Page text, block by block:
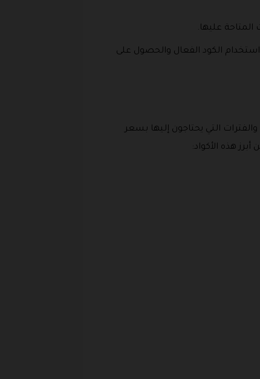
عليها.
الكود الفعال والحصول على
التي يحتاجون إليها بسعر
هذه الأكواد: